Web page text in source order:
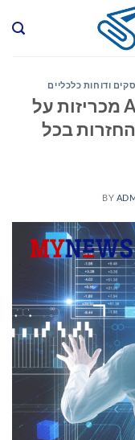
ודוחות כלכליים
ריסקיפייד ו-Appriss Retail מכריזות על
בכל
BY